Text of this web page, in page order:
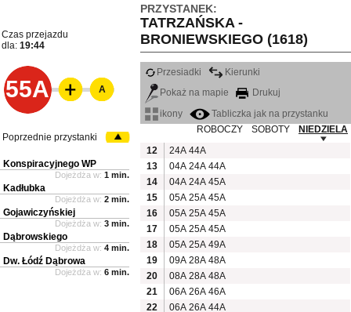
PRZYSTANEK:
TATRZAŃSKA -
BRONIEWSKIEGO (1618)
Czas przejazdu
dla: 19:44
55A
Przesiadki
Kierunki
Pokaż na mapie
Drukuj
ikony
Tabliczka jak na przystanku
ROBOCZY
SOBOTY
NIEDZIELA
12
24A 44A
13
04A 24A 44A
14
04A 24A 45A
15
05A 25A 45A
16
05A 25A 45A
17
05A 25A 45A
18
05A 25A 49A
19
09A 28A 48A
20
08A 28A 48A
21
06A 26A 46A
22
06A 26A 44A
A
Poprzednie przystanki
Konspiracyjnego WP
Dojeżdża w: 1 min.
Kadłubka
Dojeżdża w: 2 min.
Gojawiczyńskiej
Dojeżdża w: 3 min.
Dąbrowskiego
Dojeżdża w: 4 min.
Dw. Łódź Dąbrowa
Dojeżdża w: 6 min.